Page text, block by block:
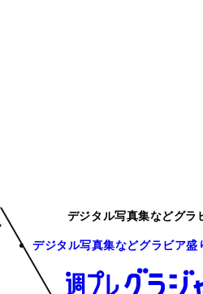
デジタル写真集などグラ
デジタル写真集などグラビア盛